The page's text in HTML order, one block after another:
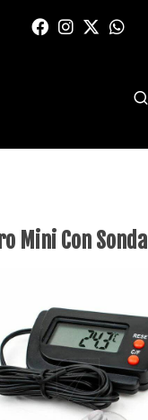
Mini Con Sonda